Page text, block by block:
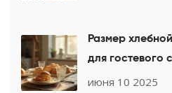
Размер
для гостевого
июня 10 2025